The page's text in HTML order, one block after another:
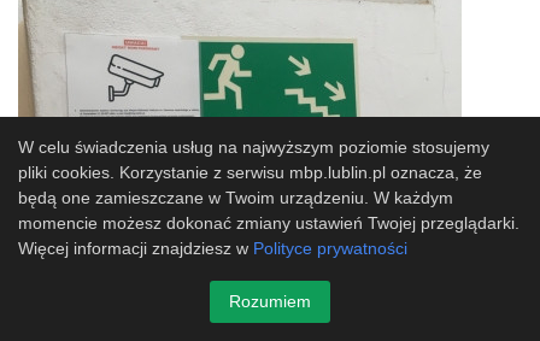
W celu świadczenia usług na najwyższym poziomie stosujemy
pliki cookies. Korzystanie z serwisu mbp.lublin.pl oznacza, że
będą one zamieszczane w Twoim urządzeniu. W każdym
momencie możesz dokonać zmiany ustawień Twojej przeglądarki.
Więcej informacji znajdziesz w Polityce prywatności
Rozumiem